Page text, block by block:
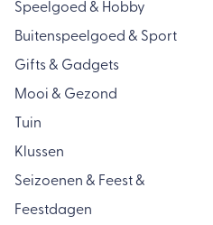
Speelgoed & Hobby
Buitenspeelgoed & Sport
Gifts & Gadgets
Mooi & Gezond
Tuin
Klussen
Seizoenen & Feest &
Feestdagen